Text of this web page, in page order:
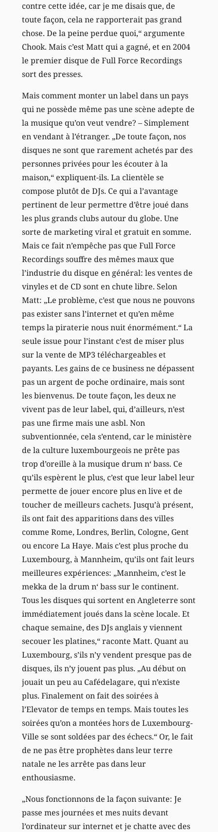
contre cette idée, car je me disais que, de
toute façon, cela ne rapporterait pas grand
chose. De la peine perdue quoi,“ argumente
Chook. Mais c’est Matt qui a gagné, et en 2004
le premier disque de Full Force Recordings
sort des presses.
Mais comment monter un label dans un pays
qui ne possède même pas une scène adepte de
la musique qu’on veut vendre? – Simplement
en vendant à l’étranger. „De toute façon, nos
disques ne sont que rarement achetés par des
personnes privées pour les écouter à la
maison,“ expliquent-ils. La clientèle se
compose plutôt de DJs. Ce qui a l’avantage
pertinent de leur permettre d’être joué dans
les plus grands clubs autour du globe. Une
sorte de marketing viral et gratuit en somme.
Mais ce fait n’empêche pas que Full Force
Recordings souffre des mêmes maux que
l’industrie du disque en général: les ventes de
vinyles et de CD sont en chute libre. Selon
Matt: „Le problème, c’est que nous ne pouvons
pas exister sans l’internet et qu’en même
temps la piraterie nous nuit énormément.“ La
seule issue pour l’instant c’est de miser plus
sur la vente de MP3 téléchargeables et
payants. Les gains de ce business ne dépassent
pas un argent de poche ordinaire, mais sont
les bienvenus. De toute façon, les deux ne
vivent pas de leur label, qui, d’ailleurs, n’est
pas une firme mais une asbl. Non
subventionnée, cela s’entend, car le ministère
de la culture luxembourgeois ne prête pas
trop d’oreille à la musique drum n‘ bass. Ce
qu’ils espèrent le plus, c’est que leur label leur
permette de jouer encore plus en live et de
toucher de meilleurs cachets. Jusqu’à présent,
ils ont fait des apparitions dans des villes
comme Rome, Londres, Berlin, Cologne, Gent
ou encore La Haye. Mais c’est plus proche du
Luxembourg, à Mannheim, qu’ils ont fait leurs
meilleures expériences: „Mannheim, c’est le
mekka de la drum n‘ bass sur le continent.
Tous les disques qui sortent en Angleterre sont
immédiatement joués dans la scène locale. Et
chaque semaine, des DJs anglais y viennent
secouer les platines,“ raconte Matt. Quant au
Luxembourg, s’ils n’y vendent presque pas de
disques, ils n’y jouent pas plus. „Au début on
jouait un peu au Cafédelagare, qui n’existe
plus. Finalement on fait des soirées à
l’Elevator de temps en temps. Mais toutes les
soirées qu’on a montées hors de Luxembourg-
Ville se sont soldées par des échecs.“ Or, le fait
de ne pas être prophètes dans leur terre
natale ne les arrête pas dans leur
enthousiasme.
„Nous fonctionnons de la façon suivante: Je
passe mes journées et mes nuits devant
l’ordinateur sur internet et je chatte avec des